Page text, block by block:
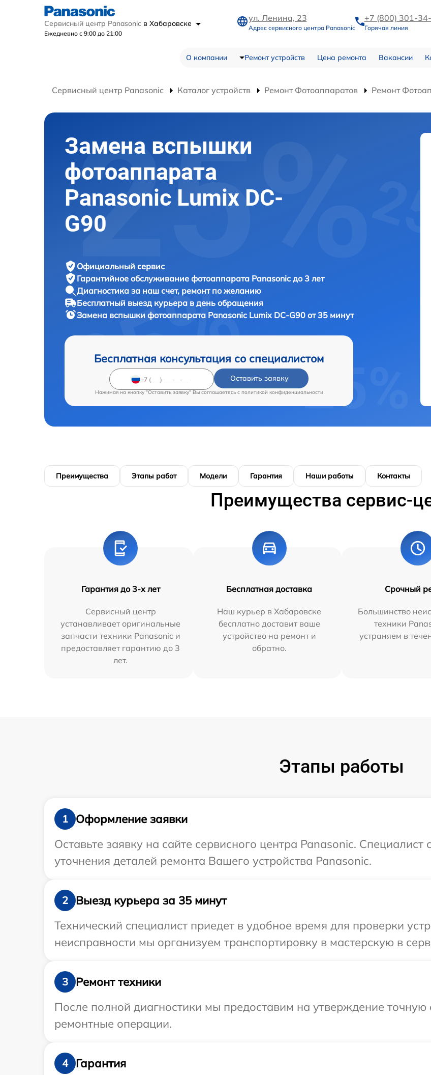
Сервисный центр Panasonic в Хабаровске
Ежедневно с 9:00 до 21:00
ул. Ленина, 23
Адрес сервисного центра Panasonic
+7 (800) 301-
Горячая линия
О компании Ремонт устройств Цена ремонта Вакансии
Сервисный центр Panasonic Каталог устройств Ремонт Фотоаппаратов Ремонт
Замена вспышки
фотоаппарата
Panasonic Lumix DC-
G90
Официальный сервис
Гарантийное обслуживание фотоаппарата Panasonic до 3 лет
Диагностика за наш счет, ремонт по желанию
Бесплатный выезд курьера в день обращения
Замена вспышки фотоаппарата Panasonic Lumix DC-G90 от 35 минут
Бесплатная консультация со специалистом
Оставить заявку
Нажимая на кнопку "Оставить заявку" Вы соглашаетесь c политикой конфиденциальности
Преимущества Этапы работ Модели Гарантия Наши работы Контакты
Преимущества сервис-
Гарантия до 3-х лет
Сервисный центр
устанавливает оригинальные
запчасти техники Panasonic и
предоставляет гарантию до 3
лет.
Бесплатная доставка
Наш курьер в Хабаровске
бесплатно доставит ваше
устройство на ремонт и
обратно.
Срочный
Большинство
техники
устраняем в
Этапы работы
1
Оформление заявки
Оставьте заявку на сайте сервисного центра Panasonic.
уточнения деталей ремонта Вашего устройства Panasonic.
2
Выезд курьера за 35 минут
Технический специалист приедет в удобное время для проверки
неисправности мы организуем транспортировку в мастерскую в
3
Ремонт техники
После полной диагностики мы предоставим на утверждение точную
ремонтные операции.
4
Гарантия